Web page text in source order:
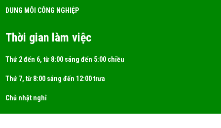
DUNG MÔI CÔNG NGHIỆP
Thời gian làm việc
Thứ 2 đến 6, từ 8:00 sáng đến 5:00 chiều
Thứ 7, từ 8:00 sáng đến 12:00 trưa
Chủ nhật nghỉ